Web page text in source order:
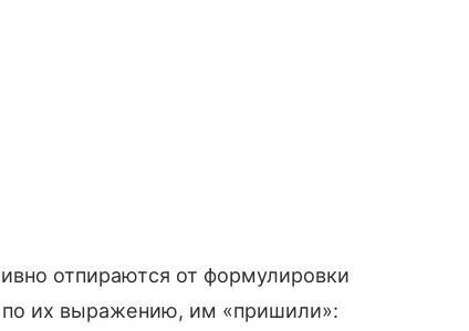
отпираются от формулировки
их выражению, им «пришили»: